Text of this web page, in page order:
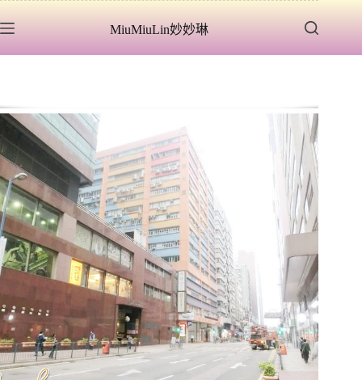
至
容
MiuMiuLin妙妙琳